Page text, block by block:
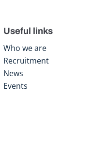
Useful links
Who we are
Recruitment
News
Events